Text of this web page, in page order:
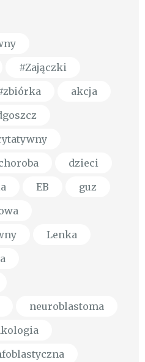
#Zajączki
akcja
dzieci
EB
guz
Lenka
neuroblastoma